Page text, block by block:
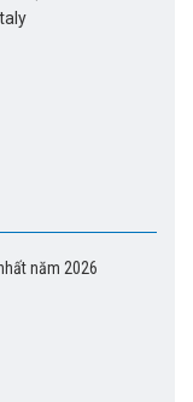
năm 2026